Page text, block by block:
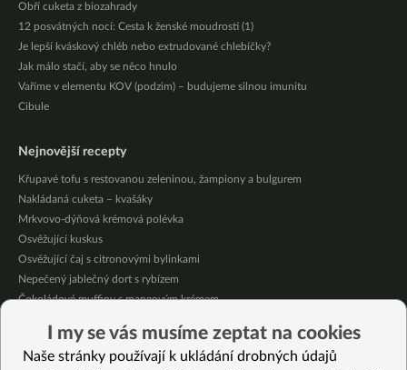
Obří cuketa z biozahrady
12 posvátných nocí: Cesta k ženské moudrosti (1)
Je lepší kváskový chléb nebo extrudované chlebíčky?
Jak málo stačí, aby se něco hnulo
Vaříme v elementu KOV (podzim) – budujeme silnou imunitu
Cibule
Nejnovější recepty
Křupavé tofu s restovanou zeleninou, žampiony a bulgurem
Nakládaná cuketa – kvašáky
Mrkvovo-dýňová krémová polévka
Osvěžující kuskus
Osvěžující čaj s citronovými bylinkami
Nepečený jablečný dort s rybízem
Čokoládové muffiny s mangovým krémem
Krémová zeleninová polévka s koprem a vločkami
Celozrnná rýže basmati se zeleninou
I my se vás musíme zeptat na cookies
Naše stránky používají k ukládání drobných údajů